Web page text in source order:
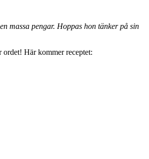
massa pengar. Hoppas hon tänker på sin
ordet! Här kommer receptet: